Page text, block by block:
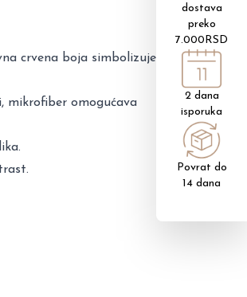
crvena boja simbolizuje
mikrofiber omogućava
dostava
preko
7.000RSD
2 dana
isporuka
Povrat do
14 dana